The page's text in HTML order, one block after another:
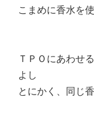
こまめに香水を
ＴＰＯにあわせ
よし
とにかく、同じ